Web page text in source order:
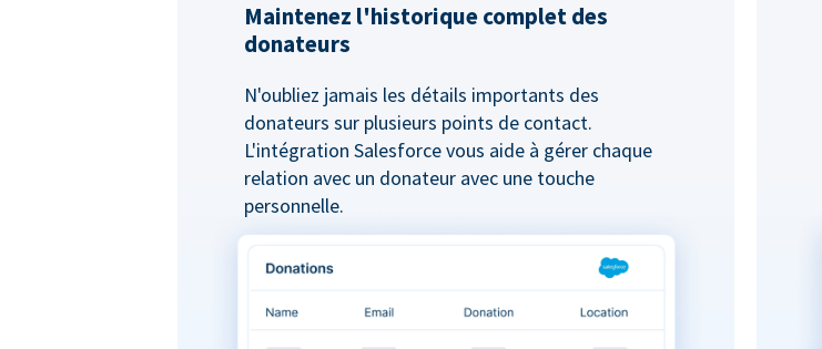
Maintenez l'historique complet des
donateurs
N'oubliez jamais les détails importants des
donateurs sur plusieurs points de contact.
L'intégration Salesforce vous aide à gérer chaque
relation avec un donateur avec une touche
personnelle.